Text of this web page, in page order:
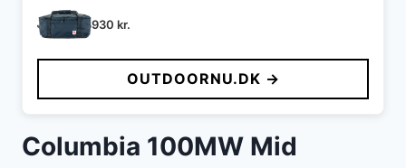
930 kr.
OUTDOORNU.DK →
Columbia 100MW Mid